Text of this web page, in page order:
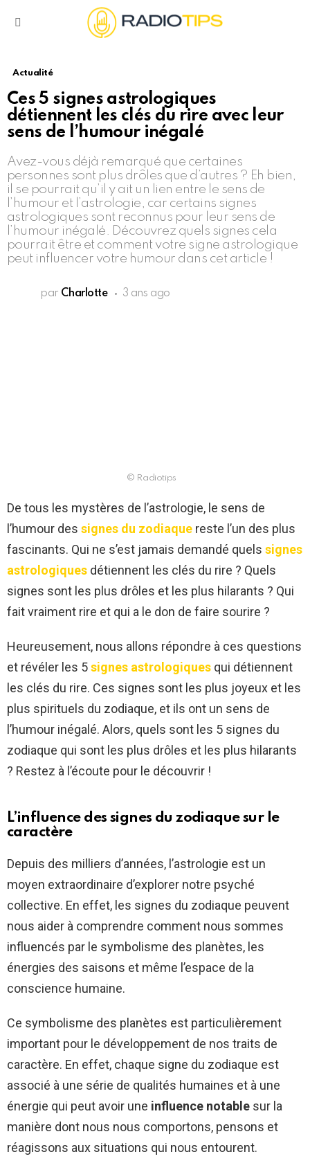
Actualité
Ces 5 signes astrologiques
détiennent les clés du rire avec leur
sens de l’humour inégalé
Avez-vous déjà remarqué que certaines
personnes sont plus drôles que d’autres ? Eh bien,
il se pourrait qu’il y ait un lien entre le sens de
l’humour et l’astrologie, car certains signes
astrologiques sont reconnus pour leur sens de
l’humour inégalé. Découvrez quels signes cela
pourrait être et comment votre signe astrologique
peut influencer votre humour dans cet article !
par Charlotte 3 ans ago
© Radiotips
De tous les mystères de l’astrologie, le sens de
l’humour des signes du zodiaque reste l’un des plus
fascinants. Qui ne s’est jamais demandé quels signes
astrologiques détiennent les clés du rire ? Quels
signes sont les plus drôles et les plus hilarants ? Qui
fait vraiment rire et qui a le don de faire sourire ?
Heureusement, nous allons répondre à ces questions
et révéler les 5signes astrologiques qui détiennent
les clés du rire. Ces signes sont les plus joyeux et les
plus spirituels du zodiaque, et ils ont un sens de
l’humour inégalé. Alors, quels sont les 5 signes du
zodiaque qui sont les plus drôles et les plus hilarants
? Restez à l’écoute pour le découvrir !
L’influence des signes du zodiaque sur le
caractère
Depuis des milliers d’années, l’astrologie est un
moyen extraordinaire d’explorer notre psyché
collective. En effet, les signes du zodiaque peuvent
nous aider à comprendre comment nous sommes
influencés par le symbolisme des planètes, les
énergies des saisons et même l’espace de la
conscience humaine.
Ce symbolisme des planètes est particulièrement
important pour le développement de nos traits de
caractère. En effet, chaque signe du zodiaque est
associé à une série de qualités humaines et à une
énergie qui peut avoir une influence notable sur la
manière dont nous nous comportons, pensons et
réagissons aux situations qui nous entourent.